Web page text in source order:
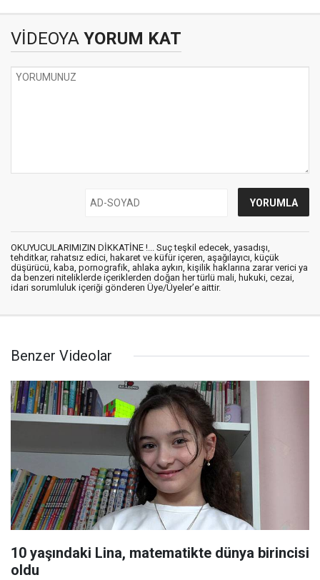
VİDEOYA YORUM KAT
OKUYUCULARIMIZIN DİKKATİNE !... Suç teşkil edecek, yasadışı,
tehditkar, rahatsız edici, hakaret ve küfür içeren, aşağılayıcı, küçük
düşürücü, kaba, pornografik, ahlaka aykırı, kişilik haklarına zarar verici ya
da benzeri niteliklerde içeriklerden doğan her türlü mali, hukuki, cezai,
idari sorumluluk içeriği gönderen Üye/Üyeler’e aittir.
Benzer Videolar
10 yaşındaki Lina, matematikte dünya birincisi
oldu